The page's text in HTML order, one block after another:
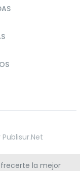
Publisur.net
la mejor